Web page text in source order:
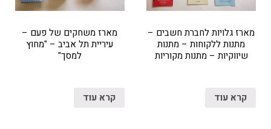
מארז גלויות לחברת חשבים –
מתנות ללקוחות – מתנות
שיווקיות – מתנות מקוריות
קרא עוד
מארז משחקים של פעם –
עיריית תל אביב – "מחוץ
למסך"
קרא עוד